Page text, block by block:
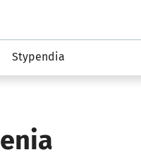
Stypendia